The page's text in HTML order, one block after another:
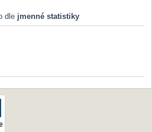
dle jmenné statistiky